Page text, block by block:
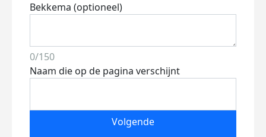
Bekkema (optioneel)
0/150
Naam die op de pagina verschijnt
Volgende